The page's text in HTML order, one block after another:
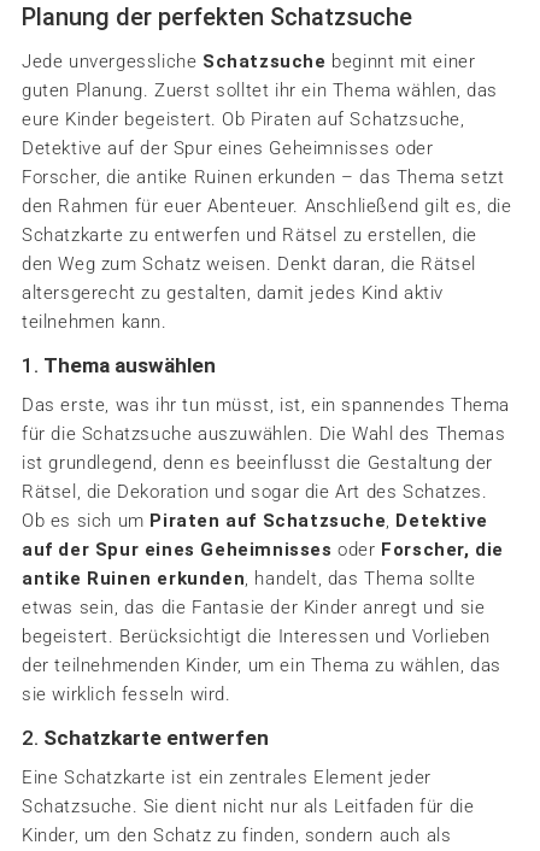
Planung der perfekten Schatzsuche
Jede unvergessliche Schatzsuche beginnt mit einer
guten Planung. Zuerst solltet ihr ein Thema wählen, das
eure Kinder begeistert. Ob Piraten auf Schatzsuche,
Detektive auf der Spur eines Geheimnisses oder
Forscher, die antike Ruinen erkunden – das Thema setzt
den Rahmen für euer Abenteuer. Anschließend gilt es, die
Schatzkarte zu entwerfen und Rätsel zu erstellen, die
den Weg zum Schatz weisen. Denkt daran, die Rätsel
altersgerecht zu gestalten, damit jedes Kind aktiv
teilnehmen kann.
1. Thema auswählen
Das erste, was ihr tun müsst, ist, ein spannendes Thema
für die Schatzsuche auszuwählen. Die Wahl des Themas
ist grundlegend, denn es beeinflusst die Gestaltung der
Rätsel, die Dekoration und sogar die Art des Schatzes.
Ob es sich um Piraten auf Schatzsuche, Detektive
auf der Spur eines Geheimnisses oder Forscher, die
antike Ruinen erkunden, handelt, das Thema sollte
etwas sein, das die Fantasie der Kinder anregt und sie
begeistert. Berücksichtigt die Interessen und Vorlieben
der teilnehmenden Kinder, um ein Thema zu wählen, das
sie wirklich fesseln wird.
2. Schatzkarte entwerfen
Eine Schatzkarte ist ein zentrales Element jeder
Schatzsuche. Sie dient nicht nur als Leitfaden für die
Kinder, um den Schatz zu finden, sondern auch als